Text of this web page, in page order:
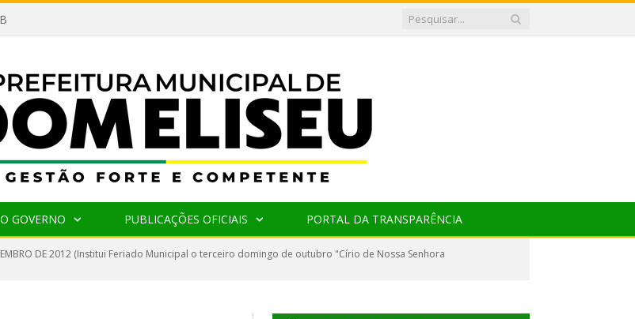
O GOVERNO PUBLICAÇÕES OFICIAIS PORTAL DA TRANSPARÊNCIA
DE 2012 (Institui Feriado Municipal o terceiro domingo de outubro "Círio de Nossa Senhora